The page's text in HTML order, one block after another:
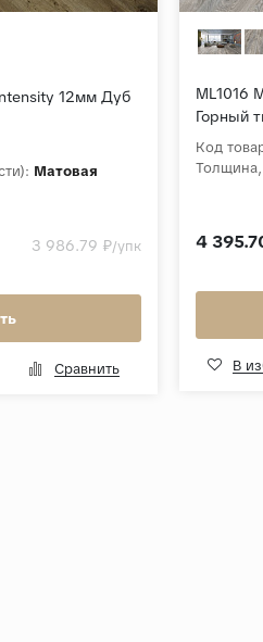
12мм Дуб
Матовая
3 986.79 ₽/упк
Сравнить
ML1016
Горный
Код
4
В